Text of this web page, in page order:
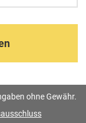
ohne Gewähr.